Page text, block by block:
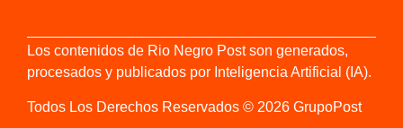
Los contenidos de Rio Negro Post son generados,
procesados y publicados por Inteligencia Artificial (IA).
Todos Los Derechos Reservados © 2026 GrupoPost